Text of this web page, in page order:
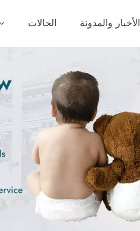
الحالات الأخبار والمدونة